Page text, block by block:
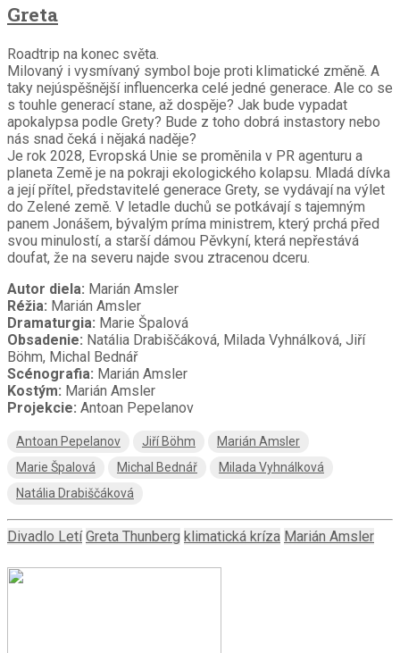
Greta
Roadtrip na konec světa.
Milovaný i vysmívaný symbol boje proti klimatické změně. A
taky nejúspěšnější influencerka celé jedné generace. Ale co se
s touhle generací stane, až dospěje? Jak bude vypadat
apokalypsa podle Grety? Bude z toho dobrá instastory nebo
nás snad čeká i nějaká naděje?
Je rok 2028, Evropská Unie se proměnila v PR agenturu a
planeta Země je na pokraji ekologického kolapsu. Mladá dívka
a její přítel, představitelé generace Grety, se vydávají na výlet
do Zelené země. V letadle duchů se potkávají s tajemným
panem Jonášem, bývalým príma ministrem, který prchá před
svou minulostí, a starší dámou Pěvkyní, která nepřestává
doufat, že na severu najde svou ztracenou dceru.
Autor diela: Marián Amsler
Réžia: Marián Amsler
Dramaturgia: Marie Špalová
Obsadenie: Natália Drabiščáková, Milada Vyhnálková, Jiří
Böhm, Michal Bednář
Scénografia: Marián Amsler
Kostým: Marián Amsler
Projekcie: Antoan Pepelanov
Antoan Pepelanov Jiří Böhm
Marián Amsler
Marie Špalová
Michal Bednář
Milada Vyhnálková
Natália Drabiščáková
Divadlo Letí Greta Thunberg klimatická kríza Marián Amsler